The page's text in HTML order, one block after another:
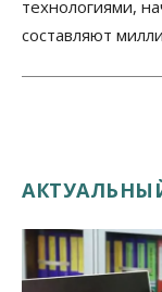
технологиями,
составляют